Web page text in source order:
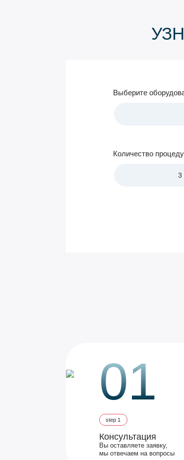
Выберите
Количество
01
step 1
Консультация
Вы оставляете заявку,
мы отвечаем на вопросы